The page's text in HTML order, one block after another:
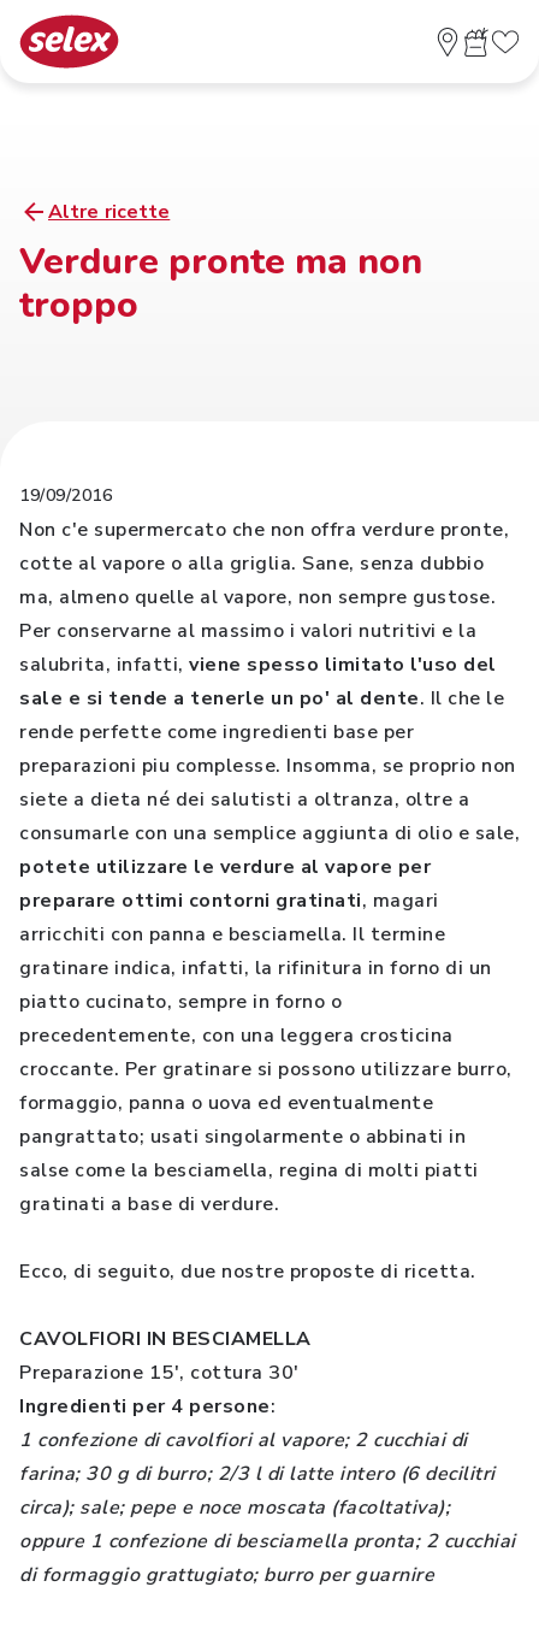
Altre ricette
Verdure pronte ma non
troppo
19/09/2016
Non c'e supermercato che non offra verdure pronte,
cotte al vapore o alla griglia. Sane, senza dubbio
ma, almeno quelle al vapore, non sempre gustose.
Per conservarne al massimo i valori nutritivi e la
salubrita, infatti, viene spesso limitato l'uso del
sale e si tende a tenerle un po' al dente. Il che le
rende perfette come ingredienti base per
preparazioni piu complesse. Insomma, se proprio non
siete a dieta né dei salutisti a oltranza, oltre a
consumarle con una semplice aggiunta di olio e sale,
potete utilizzare le verdure al vapore per
preparare ottimi contorni gratinati, magari
arricchiti con panna e besciamella. Il termine
gratinare indica, infatti, la rifinitura in forno di un
piatto cucinato, sempre in forno o
precedentemente, con una leggera crosticina
croccante. Per gratinare si possono utilizzare burro,
formaggio, panna o uova ed eventualmente
pangrattato; usati singolarmente o abbinati in
salse come la besciamella, regina di molti piatti
gratinati a base di verdure.
Ecco, di seguito, due nostre proposte di ricetta.
CAVOLFIORI IN BESCIAMELLA
Preparazione 15', cottura 30'
Ingredienti per 4 persone:
1 confezione di cavolfiori al vapore; 2 cucchiai di
farina; 30 g di burro; 2/3 l di latte intero (6 decilitri
circa); sale; pepe e noce moscata (facoltativa);
oppure 1 confezione di besciamella pronta; 2 cucchiai
di formaggio grattugiato; burro per guarnire